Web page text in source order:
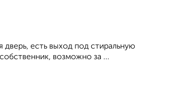
есть выход под стиральную
возможно за ...